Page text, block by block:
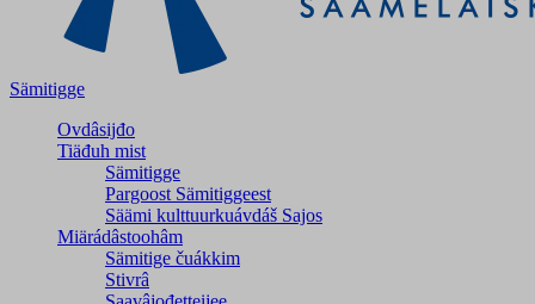
Sämitigge
Ovdâsijđo
Tiäđuh mist
Sämitigge
Pargoost Sämitiggeest
Säämi kulttuurkuávdáš Sajos
Miärádâstoohâm
Sämitige čuákkim
Stivrâ